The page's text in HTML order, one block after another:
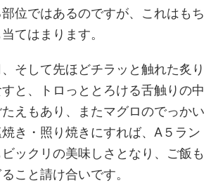
位ではあるのですが、これはもち
てはまります。
そして先ほどチラッと触れた炙り
と、トロっととろける舌触りの中
えもあり、またマグロのでっかい
き・照り焼きにすれば、A５ラン
ックリの美味しさとなり、ご飯も
こと請け合いです。